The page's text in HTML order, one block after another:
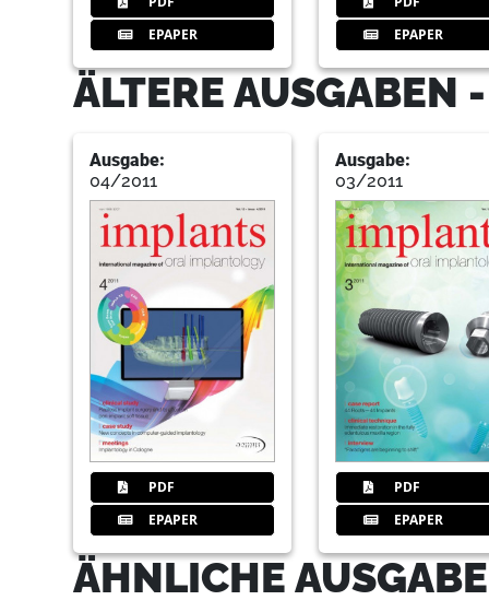
EPAPER
EPAPER
ÄLTERE AUSGABEN
Ausgabe:
04/2011
PDF
EPAPER
Ausgabe:
03/2011
PDF
EPAPER
ÄHNLICHE